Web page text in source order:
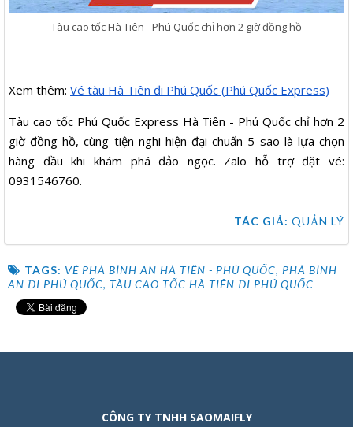
Tàu cao tốc Hà Tiên - Phú Quốc chỉ hơn 2 giờ đồng hồ
Xem thêm: Vé tàu Hà Tiên đi Phú Quốc (Phú Quốc Express)
Tàu cao tốc Phú Quốc Express Hà Tiên - Phú Quốc chỉ hơn 2
giờ đồng hồ, cùng tiện nghi hiện đại chuẩn 5 sao là lựa chọn
hàng đầu khi khám phá đảo ngọc. Zalo hỗ trợ đặt vé:
0931546760.
TÁC GIẢ: QUẢN LÝ
TAGS: VÉ PHÀ BÌNH AN HÀ TIÊN - PHÚ QUỐC, PHÀ BÌNH
AN ĐI PHÚ QUỐC, TÀU CAO TỐC HÀ TIÊN ĐI PHÚ QUỐC
CÔNG TY TNHH SAOMAIFLY